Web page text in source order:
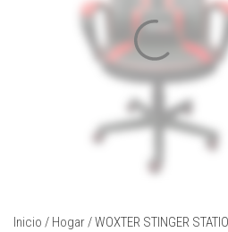
Inicio / Hogar/ WOXTER STINGER